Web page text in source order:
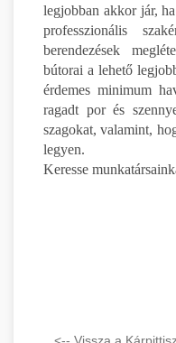
legjobban akkor jár,
professzionális
berendezések
bútorai a lehető
érdemes minimum
ragadt por és
szagokat, valamint,
legyen.
Keresse
<-- Vissza a